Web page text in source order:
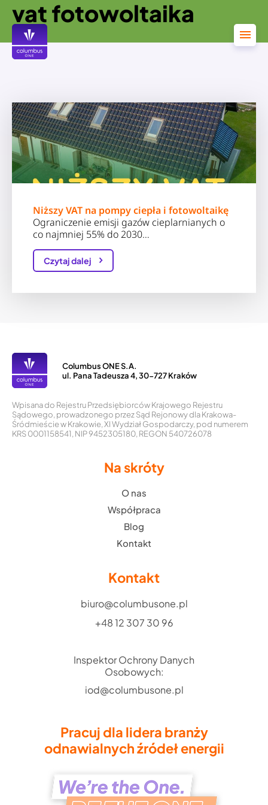
treści
vat fotowoltaika
Niższy VAT na pompy ciepła i fotowoltaikę
Ograniczenie emisji gazów cieplarnianych o
co najmniej 55% do 2030…
Czytaj dalej
Columbus ONE S.A.
ul. Pana Tadeusza 4, 30-727 Kraków
Wpisana do Rejestru Przedsiębiorców Krajowego Rejestru
Sądowego, prowadzonego przez Sąd Rejonowy dla Krakowa-
Śródmieście w Krakowie, XI Wydział Gospodarczy, pod numerem
KRS 0001158541, NIP 9452305180, REGON 540726078
Na skróty
O nas
Współpraca
Blog
Kontakt
Kontakt
biuro@columbusone.pl
+48 12 307 30 96
Inspektor Ochrony Danych
Osobowych:
iod@columbusone.pl
Pracuj dla lidera branży
odnawialnych źródeł energii